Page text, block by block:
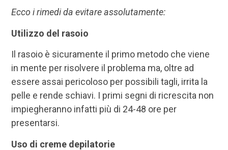
Ecco i rimedi da evitare assolutamente:
Utilizzo del rasoio
Il rasoio è sicuramente il primo metodo che viene
in mente per risolvere il problema ma, oltre ad
essere assai pericoloso per possibili tagli, irrita la
pelle e rende schiavi. I primi segni di ricrescita non
impiegheranno infatti più di 24-48 ore per
presentarsi.
Uso di creme depilatorie